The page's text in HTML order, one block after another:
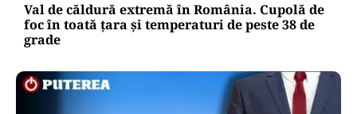
Val de căldură extremă în România. Cupolă de
foc în toată țara și temperaturi de peste 38 de
grade